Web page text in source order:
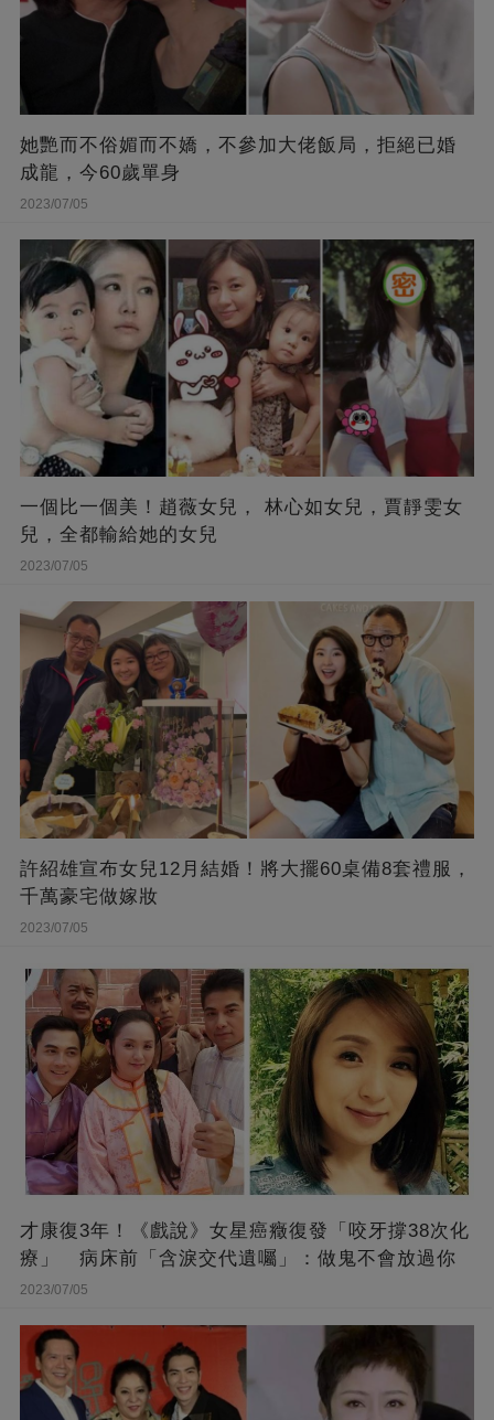
她艷而不俗媚而不嬌，不參加大佬飯局，拒絕已婚
成龍，今60歲單身
2023/07/05
一個比一個美！趙薇女兒， 林心如女兒，賈靜雯女
兒，全都輸給她的女兒
2023/07/05
許紹雄宣布女兒12月結婚！將大擺60桌備8套禮服，
千萬豪宅做嫁妝
2023/07/05
才康復3年！《戲說》女星癌癥復發「咬牙撐38次化
療」 病床前「含淚交代遺囑」：做鬼不會放過你
2023/07/05